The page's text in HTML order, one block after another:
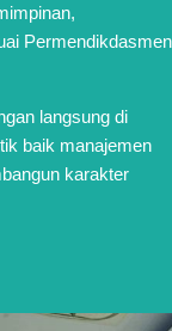
Permendikdasmen
langsung di
baik manajemen
karakter